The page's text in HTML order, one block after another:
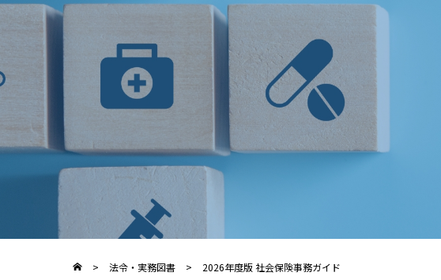
> 法令・実務図書 > 2026年度版 社会保険事務ガイド